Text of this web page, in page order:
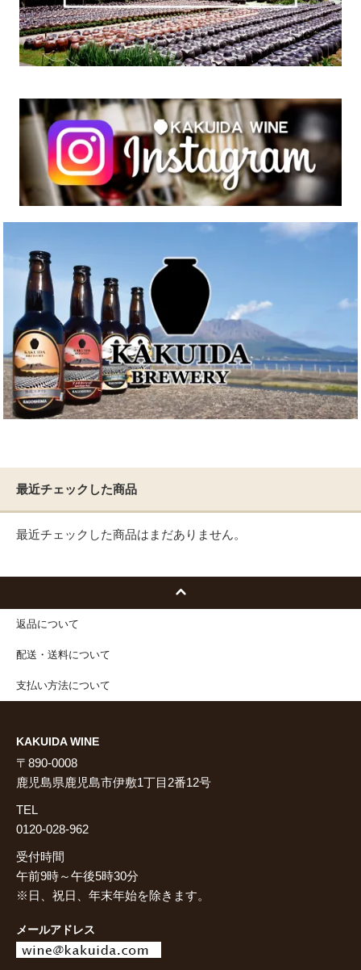
最近チェックした商品
最近チェックした商品はまだありません。
返品について
配送・送料について
支払い方法について
KAKUIDA WINE
〒890-0008
鹿児島県鹿児島市伊敷1丁目2番12号
TEL
0120-028-962
受付時間
午前9時～午後5時30分
※日、祝日、年末年始を除きます。
メールアドレス